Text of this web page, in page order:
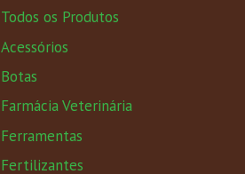
Todos os Produtos
Acessórios
Botas
Farmácia Veterinária
Ferramentas
Fertilizantes